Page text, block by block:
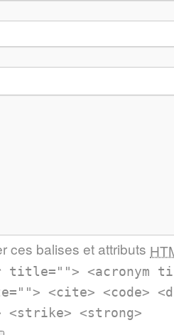
ces balises et attributs
title=""> <acronym
<cite> <code>
<strong>